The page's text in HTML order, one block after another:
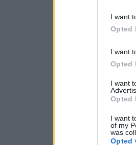
I want
Opted
I want
Opted
I want
Opted
I want
of my
was
Opted